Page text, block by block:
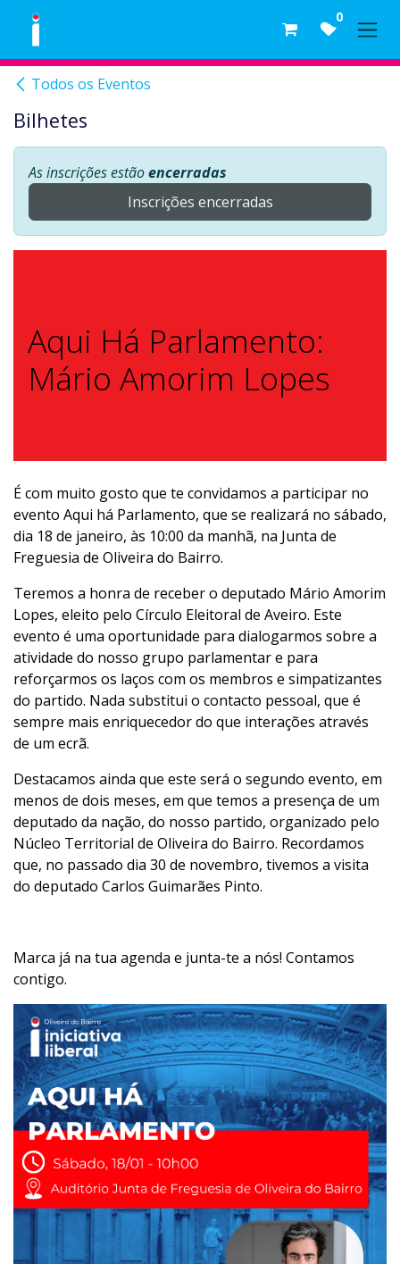
Skip to Content 0
Todos os Eventos
Bilhetes
As inscrições estãoencerradas
Inscrições encerradas
Aqui Há Parlamento:
Mário Amorim Lopes
É com muito gosto que te convidamos a participar no
evento Aqui há Parlamento, que se realizará no sábado,
dia 18 de janeiro, às 10:00 da manhã, na Junta de
Freguesia de Oliveira do Bairro.
Teremos a honra de receber o deputado Mário Amorim
Lopes, eleito pelo Círculo Eleitoral de Aveiro. Este
evento é uma oportunidade para dialogarmos sobre a
atividade do nosso grupo parlamentar e para
reforçarmos os laços com os membros e simpatizantes
do partido. Nada substitui o contacto pessoal, que é
sempre mais enriquecedor do que interações através
de um ecrã.
Destacamos ainda que este será o segundo evento, em
menos de dois meses, em que temos a presença de um
deputado da nação, do nosso partido, organizado pelo
Núcleo Territorial de Oliveira do Bairro. Recordamos
que, no passado dia 30 de novembro, tivemos a visita
do deputado Carlos Guimarães Pinto.
Marca já na tua agenda e junta-te a nós! Contamos
contigo.